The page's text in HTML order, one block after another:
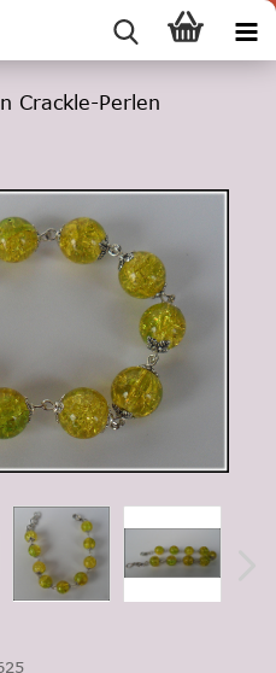
Crackle-Perlen